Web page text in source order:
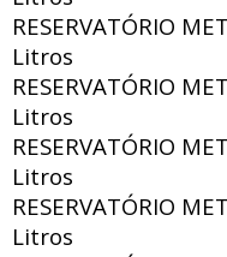
RESERVATÓRIO
Litros
RESERVATÓRIO
Litros
RESERVATÓRIO
Litros
RESERVATÓRIO
Litros